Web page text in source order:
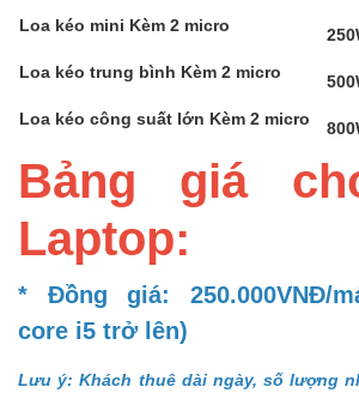
Loa kéo mini Kèm 2 micro
Loa kéo trung bình Kèm 2 micro
Loa kéo công suất lớn Kèm 2 micro
Bảng giá
Laptop:
* Đồng giá: 250.000VNĐ/
core i5 trở lên)
Lưu ý: Khách thuê dài ngày, số lượng